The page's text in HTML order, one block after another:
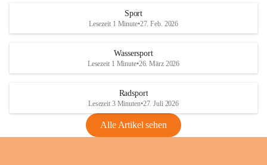
Rebe und der Amerikanischen
Anhang VBl. EU Nr. 18
1 Seite•1,4 MB
VBl. EU Nr. 18_2026
Sport
Lesezeit 1 Minute•27. Feb. 2026
Wassersport
Lesezeit 1 Minute•26. März 2026
Radsport
Lesezeit 3 Minuten•27. Juli 2026
Alle Artikel sehen